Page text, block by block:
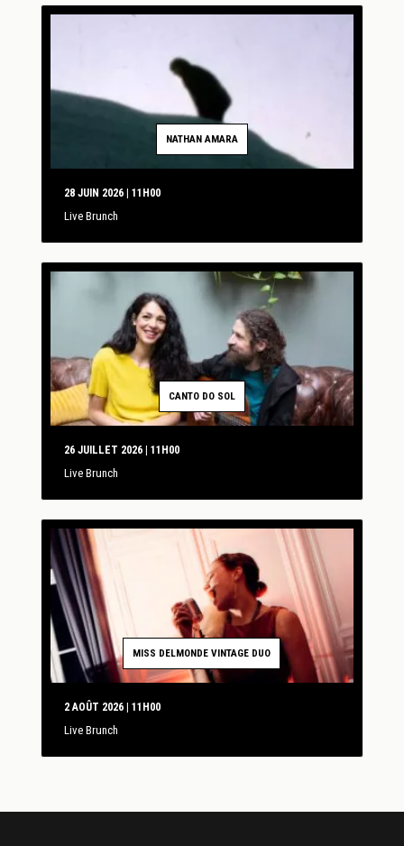
NATHAN AMARA
28 JUIN 2026 | 11H00
Live Brunch
CANTO DO SOL
26 JUILLET 2026 | 11H00
Live Brunch
MISS DELMONDE VINTAGE DUO
2 AOÛT 2026 | 11H00
Live Brunch